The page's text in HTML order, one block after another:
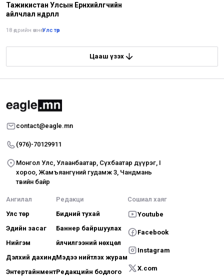
Тажикистан Улсын Ерөнхийлөгчийн
айлчлал өндөрлөлөө
18 өдрийн өмнө•Улс төр
Цааш үзэх
contact@eagle.mn
(976)-70129911
Монгол Улс, Улаанбаатар, Сүхбаатар дүүрэг, I
хороо, Жамъяангүний гудамж 3, Чандмань
төвийн байр
Ангилал
Улс төр
Эдийн засаг
Нийгэм
Дэлхий дахинд
Энтертайнмент
Редакци
Бидний тухай
Баннер байршуулах
Үйлчилгээний нөхцөл
Мэдээ нийтлэх журам
Редакцийн бодлого
Сошиал хаяг
Youtube
Facebook
Instagram
X.com